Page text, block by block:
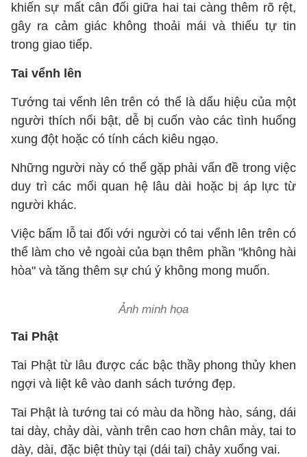
khiến sự mất cân đối giữa hai tai càng thêm rõ rệt,
gây ra cảm giác không thoải mái và thiếu tự tin
trong giao tiếp.
Tai vểnh lên
Tướng tai vểnh lên trên có thể là dấu hiệu của một
người thích nổi bật, dễ bị cuốn vào các tình huống
xung đột hoặc có tính cách kiêu ngạo.
Những người này có thể gặp phải vấn đề trong việc
duy trì các mối quan hệ lâu dài hoặc bị áp lực từ
người khác.
Việc bấm lỗ tai đối với người có tai vểnh lên trên có
thể làm cho vẻ ngoài của bạn thêm phần "không hài
hòa" và tăng thêm sự chú ý không mong muốn.
Ảnh minh họa
Tai Phật
Tai Phật từ lâu được các bậc thầy phong thủy khen
ngợi và liệt kê vào danh sách tướng đẹp.
Tai Phật là tướng tai có màu da hồng hào, sáng, dái
tai dày, chảy dài, vành trên cao hơn chân mày, tai to
dày, dài, đặc biệt thùy tại (dái tai) chảy xuống vai.